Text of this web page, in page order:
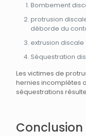
Bombement
protrusion
déborde du
extrusion discale
Séquestration
Les victimes de
hernies incomplètes
séquestrations
Conclusion